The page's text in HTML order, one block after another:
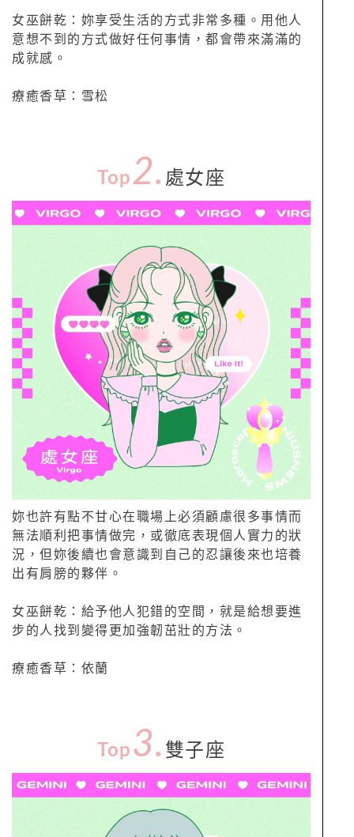
女巫餅乾：妳享受生活的方式非常多種。用他人
意想不到的方式做好任何事情，都會帶來滿滿的
成就感。
療癒香草：雪松
Top2. 處女座
妳也許有點不甘心在職場上必須顧慮很多事情而
無法順利把事情做完，或徹底表現個人實力的狀
況，但妳後續也會意識到自己的忍讓後來也培養
出有肩膀的夥伴。
女巫餅乾：給予他人犯錯的空間，就是給想要進
步的人找到變得更加強韌茁壯的方法。
療癒香草：依蘭
Top 3. 雙子座